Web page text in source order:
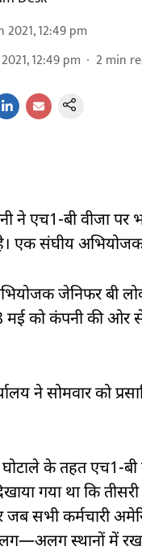
2021, 12:49 pm
12:49 pm 2 min
ने एच1-बी वीजा
एक संघीय
जेनिफर बी
को कंपनी की ओर
ने सोमवार को
के तहत एच1-बी
गया था कि
जब सभी कर्मचारी
स्थानों में रखा